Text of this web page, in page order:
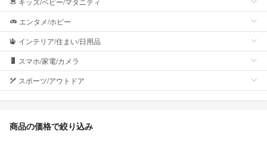
エンタメ/ホビー
インテリア/住まい/日用品
スマホ/家電/カメラ
スポーツ/アウトドア
商品の価格で絞り込み